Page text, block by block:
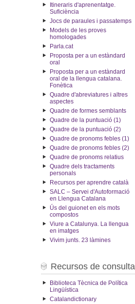
Itineraris d'aprenentatge.
Suficiència
Jocs de paraules i passatemps
Models de les proves
homologades
Parla.cat
Proposta per a un estàndard
oral
Proposta per a un estàndard
oral de la llengua catalana.
Fonètica
Quadre d'abreviatures i altres
aspectes
Quadre de formes semblants
Quadre de la puntuació (1)
Quadre de la puntuació (2)
Quadre de pronoms febles (1)
Quadre de pronoms febles (2)
Quadre de pronoms relatius
Quadre dels tractaments
personals
Recursos per aprendre català
SALC – Servei d'Autoformació
en Llengua Catalana
Ús del guionet en els mots
compostos
Viure a Catalunya. La llengua
en imatges
Vivim junts. 23 làmines
Recursos de consulta
Biblioteca Tècnica de Política
Lingüística
Catalandictionary